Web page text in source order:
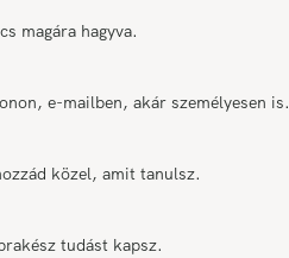
magára hagyva.
e-mailben, akár személyesen is.
közel, amit tanulsz.
tudást kapsz.